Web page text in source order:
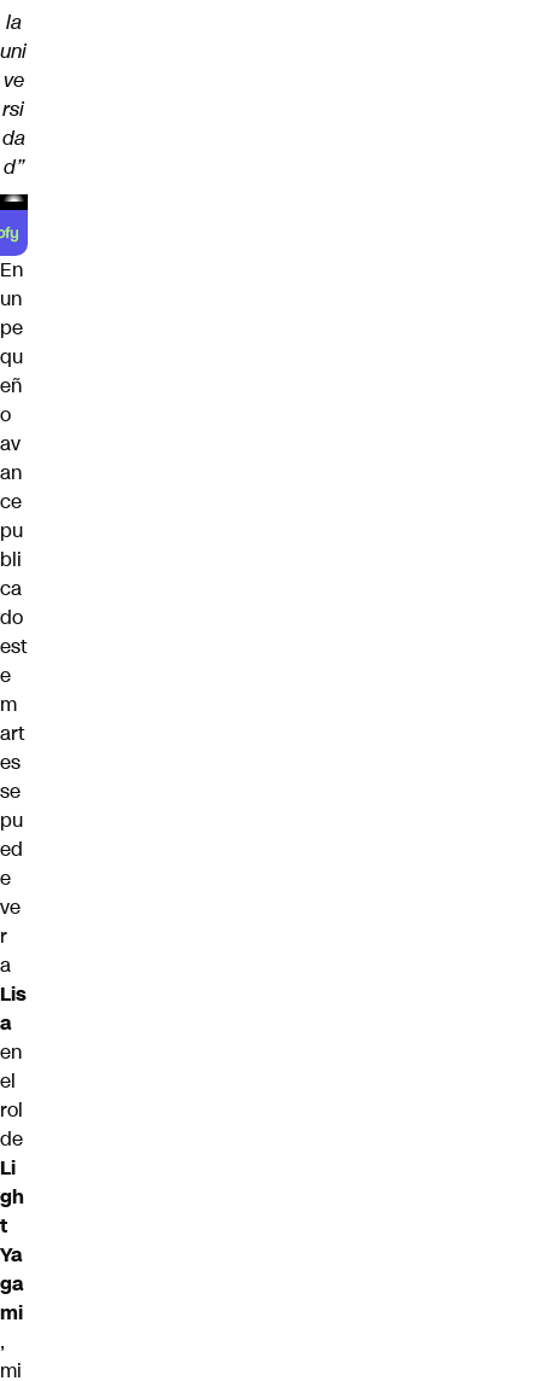
la
uni
ve
rsi
da
d”
En
un
pe
qu
eñ
o
av
an
ce
pu
bli
ca
do
est
e
m
art
es
se
pu
ed
e
ve
r
a
Lis
a
en
el
rol
de
Li
gh
t
Ya
ga
mi
,
mi